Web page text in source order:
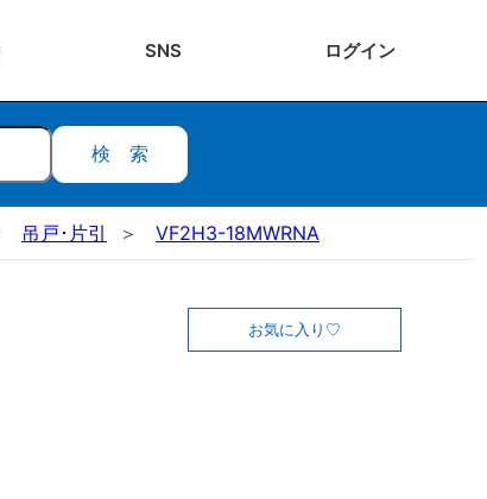
SNS ログイン
検索
吊戸･片引 VF2H3-18MWRNA
お気に入り